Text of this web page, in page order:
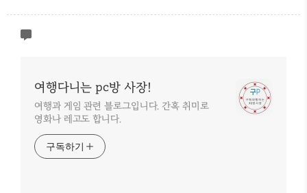
여행다니는 pc방 사장!
여행과 게임 관련 블로그입니다. 간혹 취미로
영화나 레고도 합니다.
구독하기